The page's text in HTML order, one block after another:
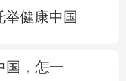
举健康中国
国，怎一